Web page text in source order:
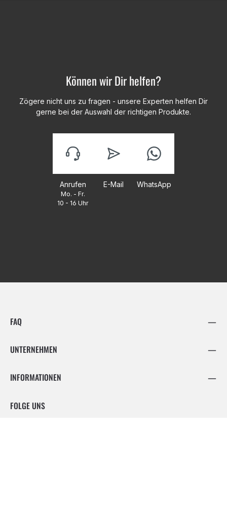
Können wir Dir helfen?
Zögere nicht uns zu fragen - unsere Experten helfen Dir
gerne bei der Auswahl der richtigen Produkte.
Anrufen
Mo. - Fr.
10 - 16 Uhr
E-Mail WhatsApp
FAQ
UNTERNEHMEN
INFORMATIONEN
FOLGE UNS